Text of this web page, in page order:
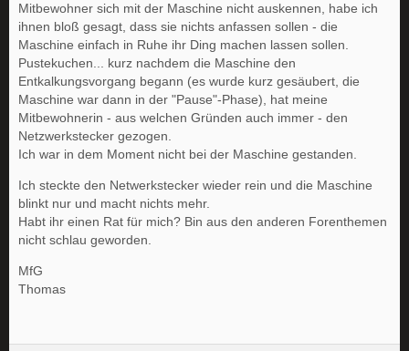
Mitbewohner sich mit der Maschine nicht auskennen, habe ich
ihnen bloß gesagt, dass sie nichts anfassen sollen - die
Maschine einfach in Ruhe ihr Ding machen lassen sollen.
Pustekuchen... kurz nachdem die Maschine den
Entkalkungsvorgang begann (es wurde kurz gesäubert, die
Maschine war dann in der "Pause"-Phase), hat meine
Mitbewohnerin - aus welchen Gründen auch immer - den
Netzwerkstecker gezogen.
Ich war in dem Moment nicht bei der Maschine gestanden.
Ich steckte den Netwerkstecker wieder rein und die Maschine
blinkt nur und macht nichts mehr.
Habt ihr einen Rat für mich? Bin aus den anderen Forenthemen
nicht schlau geworden.
MfG
Thomas